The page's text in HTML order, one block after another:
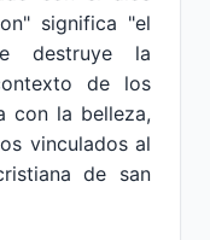
significa "el
destruye la
de los
con la belleza,
vinculados al
de san